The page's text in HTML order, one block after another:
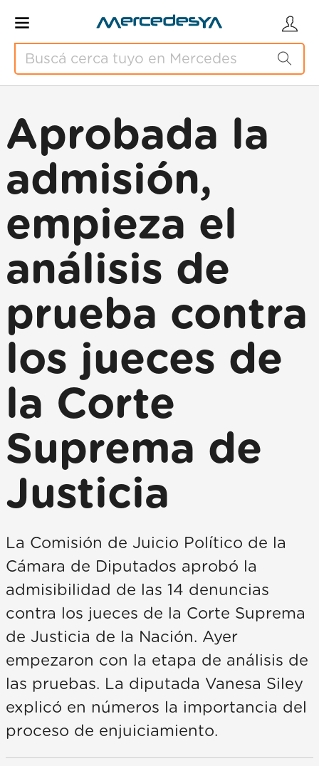
Aprobada la
admisión,
empieza el
análisis de
prueba contra
los jueces de
la Corte
Suprema de
Justicia
La Comisión de Juicio Político de la
Cámara de Diputados aprobó la
admisibilidad de las 14 denuncias
contra los jueces de la Corte Suprema
de Justicia de la Nación. Ayer
empezaron con la etapa de análisis de
las pruebas. La diputada Vanesa Siley
explicó en números la importancia del
proceso de enjuiciamiento.